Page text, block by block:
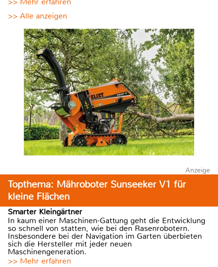
>> Alle anzeigen
Anzeige
Topthema: Mähroboter Sunseeker V1 für
kleine Flächen
Smarter Kleingärtner
In kaum einer Maschinen-Gattung geht die Entwicklung
so schnell von statten, wie bei den Rasenrobotern.
Insbesondere bei der Navigation im Garten überbieten
sich die Hersteller mit jeder neuen
Maschinengeneration.
>> Mehr erfahren